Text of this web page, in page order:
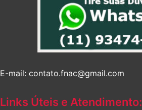
E-mail: contato.fnac@gmail.com
Links Úteis e Atendimento: